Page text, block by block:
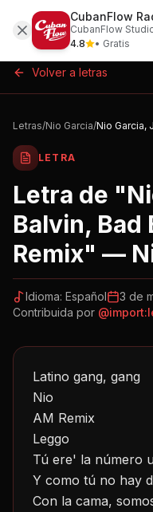
Letras
Volver a letras
Letras/Nio Garcia/
LETRA
Letra de "
Balvin, Bad
Remix" —
Idioma: Español
3 de
Contribuida por @
Latino gang, gang
Nio
AM Remix
Leggo
Tú ere' la número
Y como tú no hay
Con la cama,
CubanFlow
CubanFlow
4.8
• Gratis